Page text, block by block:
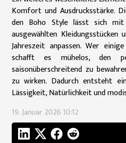
Komfort und Ausdrucksstärke.
den Boho Style lässt sich
ausgewählten Kleidungsstücken
Jahreszeit anpassen. Wer
schafft es mühelos, den
saisonüberschreitend zu
zu wirken. Dadurch entsteht
Lässigkeit, Natürlichkeit und
19. Januar 2026 10:12